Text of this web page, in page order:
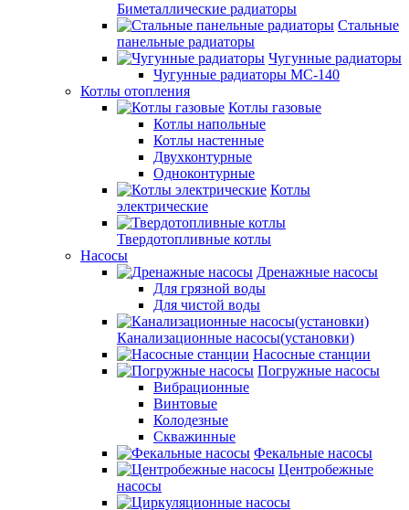
Биметаллические радиаторы
Стальные
панельные радиаторы
Чугунные радиаторы
Чугунные радиаторы МС-140
Котлы отопления
Котлы газовые
Котлы напольные
Котлы настенные
Двухконтурные
Одноконтурные
Котлы
электрические
Твердотопливные котлы
Насосы
Дренажные насосы
Для грязной воды
Для чистой воды
Канализационные насосы(установки)
Насосные станции
Погружные насосы
Вибрационные
Винтовые
Колодезные
Скважинные
Фекальные насосы
Центробежные
насосы